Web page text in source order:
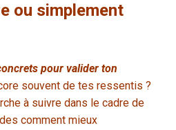
ou simplement
pour valider ton
souvent de tes ressentis ?
à suivre dans le cadre de
comment mieux